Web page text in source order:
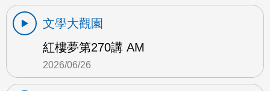
文學大觀園
紅樓夢第270講 AM
2026/06/26